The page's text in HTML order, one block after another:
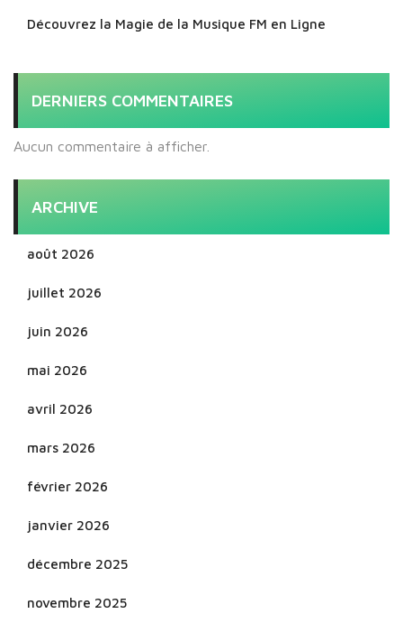
Découvrez la Magie de la Musique FM en Ligne
DERNIERS COMMENTAIRES
Aucun commentaire à afficher.
ARCHIVE
août 2026
juillet 2026
juin 2026
mai 2026
avril 2026
mars 2026
février 2026
janvier 2026
décembre 2025
novembre 2025